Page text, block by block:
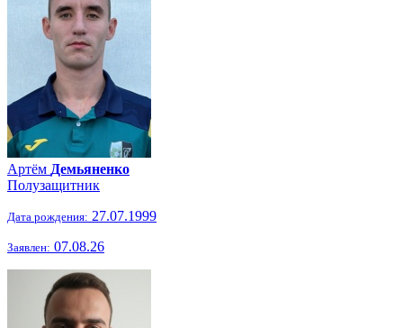
Артём Демьяненко
Полузащитник
Дата рождения: 27.07.1999
Заявлен: 07.08.26